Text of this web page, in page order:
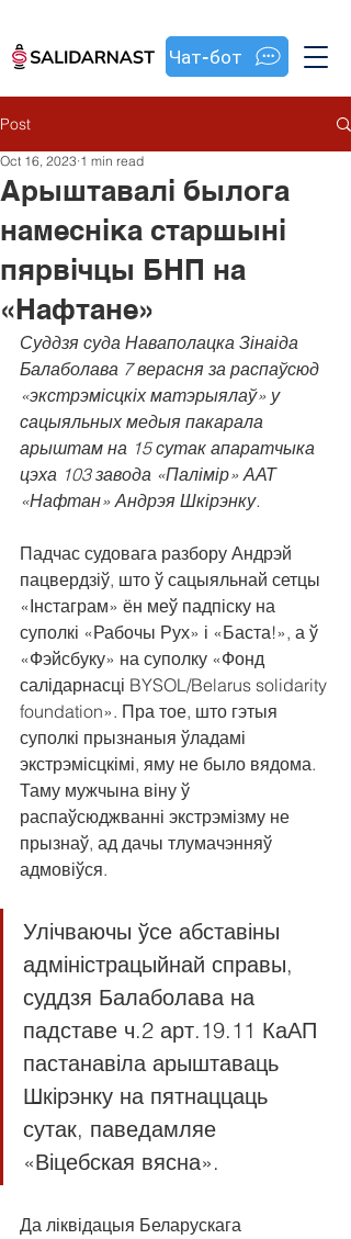
Чат-бот
Post
Арыштавалі былога
намесніка старшыні
пярвічцы БНП на
«Нафтане»
Oct 16, 2023 1 min read
Суддзя суда Наваполацка Зінаіда
Балаболава 7 верасня за распаўсюд
«экстрэмісцкіх матэрыялаў» у
сацыяльных медыя пакарала
арыштам на 15 сутак апаратчыка
цэха 103 завода «Палімір» ААТ
«Нафтан» Андрэя Шкірэнку.
Падчас судовага разбору Андрэй
пацвердзіў, што ў сацыяльнай сетцы
«Інстаграм» ён меў падпіску на
суполкі «Рабочы Рух» і «Баста!», а ў
«Фэйсбуку» на суполку «Фонд
салідарнасці BYSOL/Belarus solidarity
foundation». Пра тое, што гэтыя
суполкі прызнаныя ўладамі
экстрэмісцкімі, яму не было вядома.
Таму мужчына віну ў
распаўсюджванні экстрэмізму не
прызнаў, ад дачы тлумачэнняў
адмовіўся.
Улічваючы ўсе абставіны
адміністрацыйнай справы,
суддзя Балаболава на
падставе ч.2 арт.19.11 КаАП
пастанавіла арыштаваць
Шкірэнку на пятнаццаць
сутак, паведамляе
«Віцебская вясна».
Да ліквідацыя Беларускага